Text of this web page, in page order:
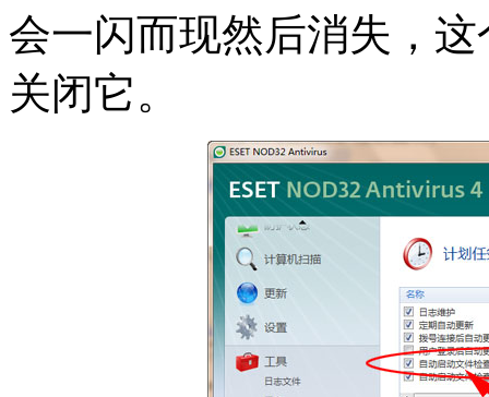
会一闪而现然后消失，
关闭它。